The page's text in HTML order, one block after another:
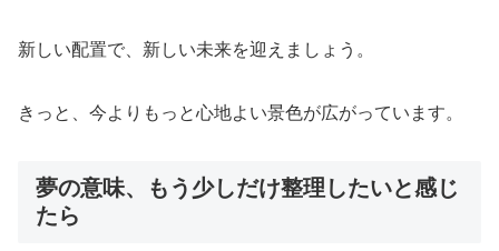
新しい配置で、新しい未来を迎えましょう。
きっと、今よりもっと心地よい景色が広がっています。
夢の意味、もう少しだけ整理したいと感じ
たら